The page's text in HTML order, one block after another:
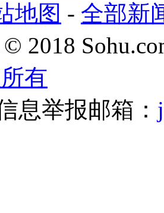
地图 - 全部新
© 2018
有
息举报邮箱：